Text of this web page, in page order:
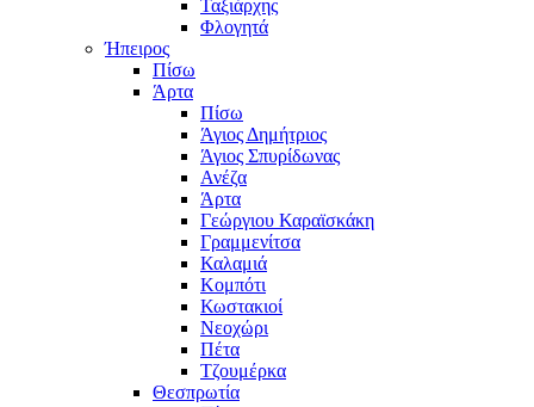
Ταξιάρχης
Φλογητά
Ήπειρος
Πίσω
Άρτα
Πίσω
Άγιος Δημήτριος
Άγιος Σπυρίδωνας
Ανέζα
Άρτα
Γεώργιου Καραϊσκάκη
Γραμμενίτσα
Καλαμιά
Κομπότι
Κωστακιοί
Νεοχώρι
Πέτα
Τζουμέρκα
Θεσπρωτία